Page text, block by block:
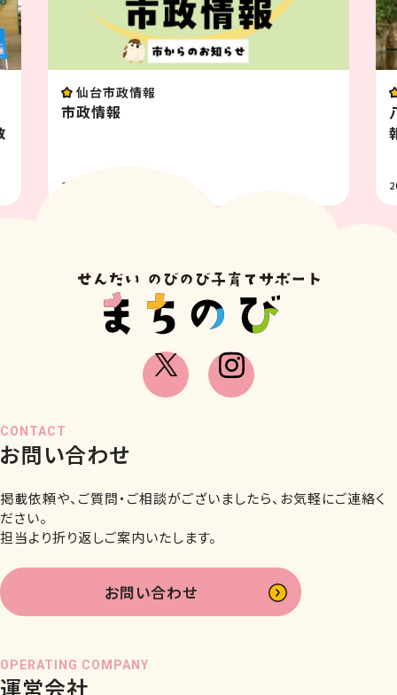
八木山動物公園フジサ
OPERATING COMPANY
運営会社
CONTACT
お問い合わせ
掲載依頼や、ご質問・ご相談がございましたら、お気軽にご連絡く
ださい。
担当より折り返しご案内いたします。
お問い合わせ